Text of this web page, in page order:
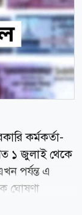
কর্মকর্তা-
১ জুলাই থেকে
পর্যন্ত এ
ঘোষণা